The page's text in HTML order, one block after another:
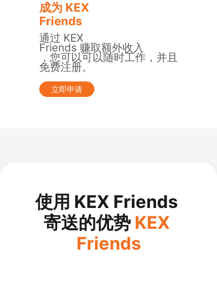
成为 KEX
Friends
通过 KEX
Friends 赚取额外收入
，您可以可以随时工作，并且
免费注册。
立即申请
使用 KEX Friends
寄送的优势 KEX
Friends